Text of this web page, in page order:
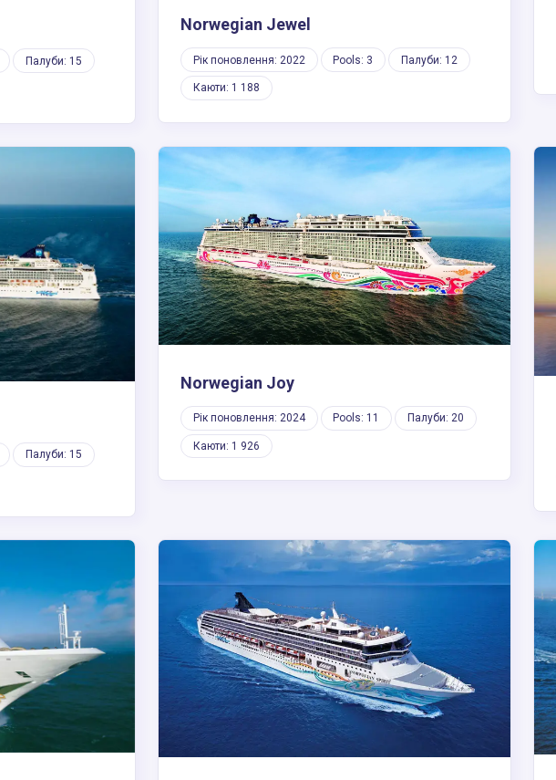
Палуби: 15
Norwegian Jewel
Рік поновлення: 2022 Pools: 3 Палуби: 12
Каюти: 1 188
Палуби: 15
Norwegian Joy
Рік поновлення: 2024 Pools: 11 Палуби: 20
Каюти: 1 926